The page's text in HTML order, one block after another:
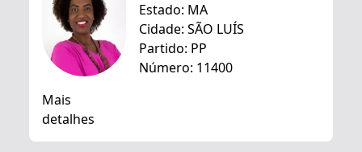
Estado: MA
Cidade: SÃO LUÍS
Partido: PP
Número: 11400
Mais
detalhes